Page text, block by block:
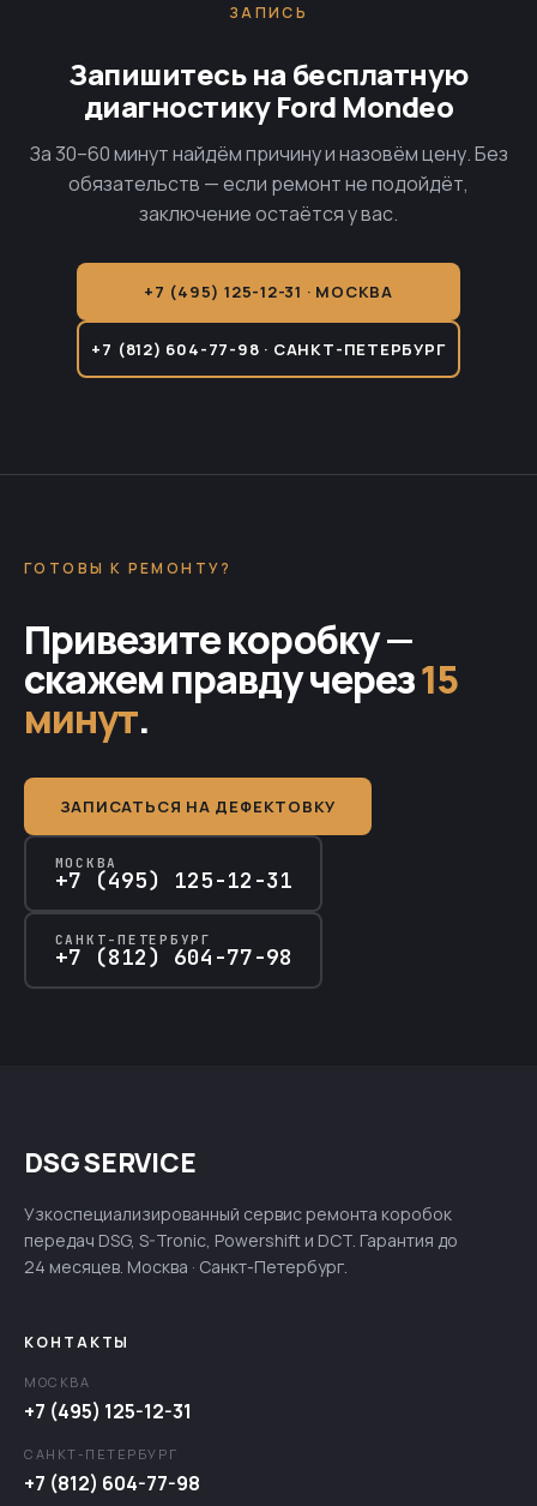
ЗАПИСЬ
Запишитесь на бесплатную
диагностику Ford Mondeo
За 30–60 минут найдём причину и назовём цену. Без
обязательств — если ремонт не подойдёт,
заключение остаётся у вас.
+7 (495) 125-12-31 · МОСКВА
+7 (812) 604-77-98 · САНКТ-ПЕТЕРБУРГ
ГОТОВЫ К РЕМОНТУ?
Привезите коробку —
скажем правду через15
минут.
ЗАПИСАТЬСЯ НА ДЕФЕКТОВКУ
МОСКВА
+7 (495) 125-12-31
САНКТ-ПЕТЕРБУРГ
+7 (812) 604-77-98
DSG SERVICE
Узкоспециализированный сервис ремонта коробок
передач DSG, S-Tronic, Powershift и DCT. Гарантия до
24 месяцев. Москва · Санкт-Петербург.
КОНТАКТЫ
МОСКВА
+7 (495) 125-12-31
САНКТ-ПЕТЕРБУРГ
+7 (812) 604-77-98